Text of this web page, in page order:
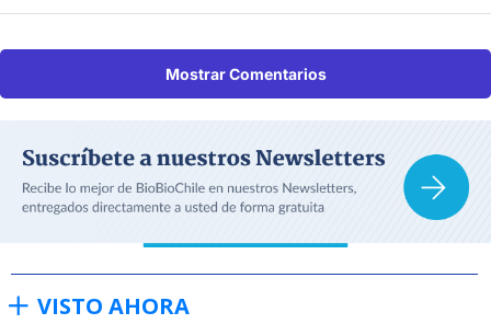
Mostrar Comentarios
VISTO AHORA